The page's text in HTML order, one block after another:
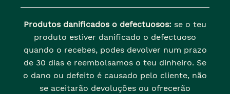
Produtos danificados o defectuosos: se o teu
produto estiver danificado o defectuoso
quando o recebes, podes devolver num prazo
de 30 dias e reembolsamos o teu dinheiro. Se
o dano ou defeito é causado pelo cliente, não
se aceitarão devoluções ou ofrecerão